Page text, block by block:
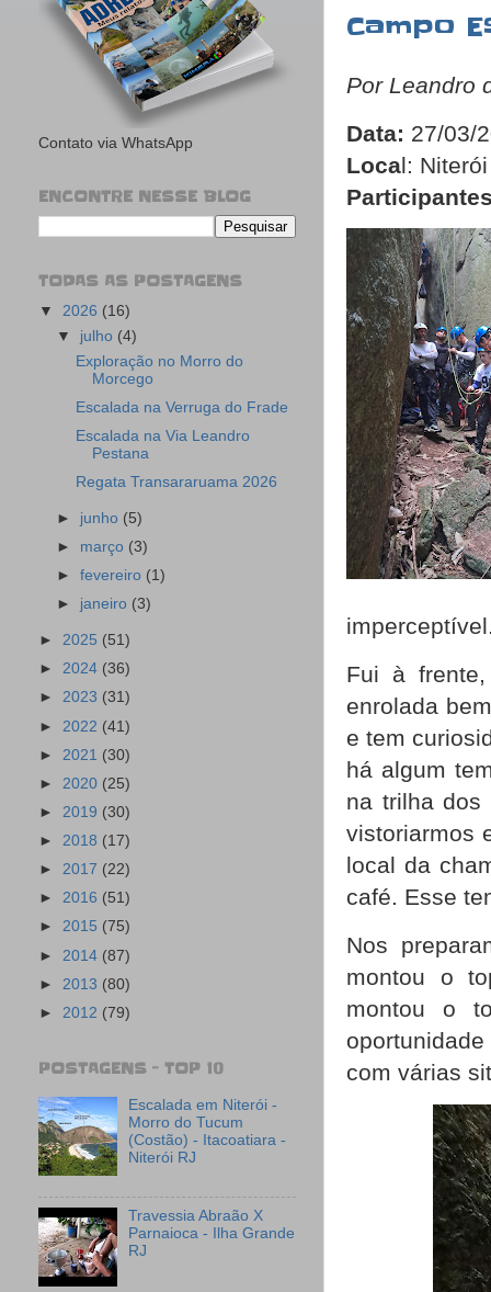
Campo
Por Leandro
Data: 27/03/
Local:
Fui à
enrolada
e tem
há algum
na trilha dos
vistoriarmos
local da
café. Esse
Nos
montou o
montou o
com várias
Contato via WhatsApp
ENCONTRE NESSE BLOG
TODAS AS POSTAGENS
▼ 2026 (16)
▼ julho (4)
Exploração no Morro do
Morcego
Escalada na Verruga do Frade
Escalada na Via Leandro
Pestana
Regata Transararuama 2026
► junho (5)
► março (3)
►fevereiro (1)
► janeiro (3)
► 2025 (51)
► 2024 (36)
► 2023 (31)
► 2022 (41)
► 2021 (30)
► 2020 (25)
► 2019 (30)
► 2018 (17)
► 2017 (22)
► 2016 (51)
► 2015 (75)
► 2014 (87)
► 2013 (80)
► 2012 (79)
POSTAGENS - TOP 10
Escalada em Niterói -
Morro do Tucum
(Costão) - Itacoatiara -
Niterói RJ
Travessia Abraão X
Parnaioca - Ilha Grande
RJ